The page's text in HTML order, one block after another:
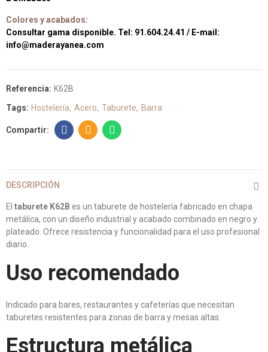
Colores y acabados:
Consultar gama disponible. Tel: 91.604.24.41 / E-mail:
info@maderayanea.com
Referencia: K62B
Tags: Hostelería Acero Taburete Barra
DESCRIPCIÓN
El taburete K62B es un taburete de hostelería fabricado en chapa
metálica, con un diseño industrial y acabado combinado en negro y
plateado. Ofrece resistencia y funcionalidad para el uso profesional
diario.
Uso recomendado
Indicado para bares, restaurantes y cafeterías que necesitan
taburetes resistentes para zonas de barra y mesas altas.
Estructura metálica